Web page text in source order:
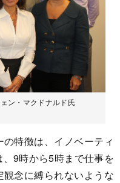
ン・マクドナルド氏
特徴は、イノベーティ
9時から5時まで仕事を
念に縛られないような